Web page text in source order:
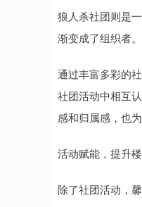
狼人杀社团则是
渐变成了组织者
通过丰富多彩的
社团活动中相互
感和归属感，也
活动赋能，提升
除了社团活动，